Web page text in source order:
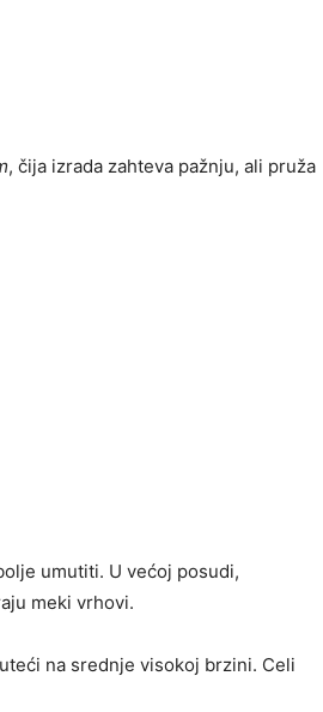
, čija izrada zahteva pažnju, ali pruža
umutiti. U većoj posudi,
meki vrhovi.
na srednje visokoj brzini. Celi